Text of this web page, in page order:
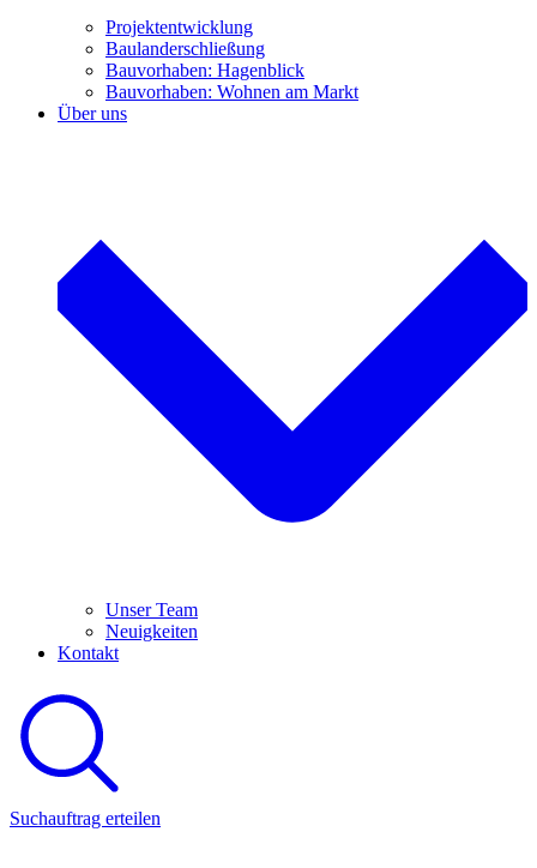
Projektentwicklung
Baulanderschließung
Bauvorhaben: Hagenblick
Bauvorhaben: Wohnen am Markt
Über uns
Unser Team
Neuigkeiten
Kontakt
Suchauftrag erteilen